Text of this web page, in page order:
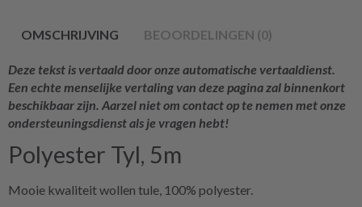
OMSCHRIJVING BEOORDELINGEN (0)
Deze tekst is vertaald door onze automatische vertaaldienst.
Een echte menselijke vertaling van deze pagina zal binnenkort
beschikbaar zijn. Aarzel niet om contact op te nemen met onze
ondersteuningsdienst als je vragen hebt!
Polyester Tyl, 5m
Mooie kwaliteit wollen tule, 100% polyester.